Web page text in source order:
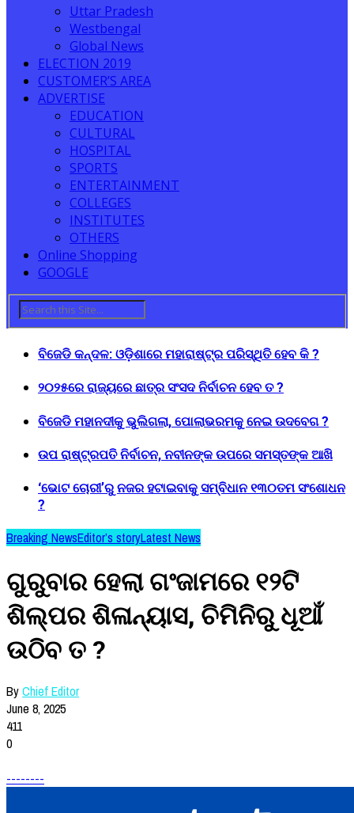
Uttar Pradesh
Westbengal
Global News
ELECTION 2019
CUSTOMER’S AREA
ADVERTISE
EDUCATION
CULTURAL
HOSPITAL
SPORTS
ENTERTAINMENT
COLLEGES
INSTITUTES
OTHERS
Online Shopping
GOOGLE
ବିଜେଡି କନ୍ଦଳ: ଓଡ଼ିଶାରେ ମହାରାଷ୍ଟ୍ର ପରିସ୍ଥିତି ହେବ କି ?
୨୦୨୫ରେ ରାଜ୍ୟରେ ଛାତ୍ର ସଂସଦ ନିର୍ବାଚନ ହେବ ତ ?
ବିଜେଡି ମହାନଦୀକୁ ଭୁଲିଗଲା, ପୋଲାଭରମକୁ ନେଇ ଉଦବେଗ ?
ଉପ ରାଷ୍ଟ୍ରପତି ନିର୍ବାଚନ, ନବୀନଙ୍କ ଉପରେ ସମସ୍ତଙ୍କ ଆଖି
‘ଭୋଟ ଚୋରୀ’ରୁ ନଜର ହଟାଇବାକୁ ସମ୍ବିଧାନ ୧୩୦ତମ ସଂଶୋଧନ
?
Breaking NewsEditor’s storyLatest News
ଗୁରୁବାର ହେଲା ଗଂଜାମରେ ୧୨ଟି
ଶିଲ୍ପର ଶିଳାନ୍ୟାସ, ଚିମିନିରୁ ଧୂଆଁ
ଉଠିବ ତ ?
ByChief Editor
June 8, 2025
411
0
--------